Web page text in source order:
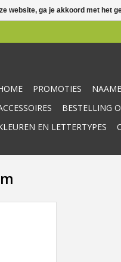
PROMOTIES
BESTELLING
EN LETTERTYPES
website, ga je akkoord met het